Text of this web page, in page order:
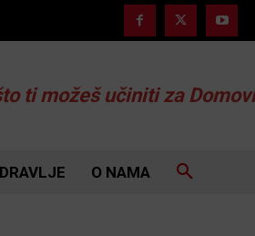
ti možeš učiniti za
O NAMA